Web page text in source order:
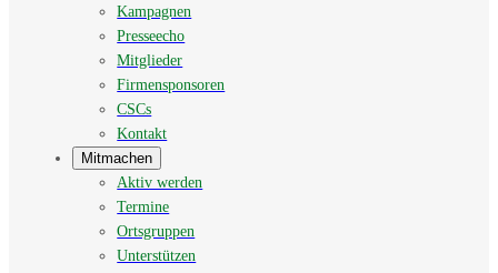
Kampagnen
Presseecho
Mitglieder
Firmensponsoren
CSCs
Kontakt
Mitmachen
Aktiv werden
Termine
Ortsgruppen
Unterstützen